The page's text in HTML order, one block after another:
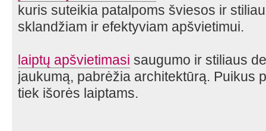
kuris suteikia patalpoms šviesos ir
sklandžiam ir efektyviam apšvietimui.
laiptų apšvietimasi saugumo ir stiliaus
jaukumą, pabrėžia architektūrą. Puikus
tiek išorės laiptams.